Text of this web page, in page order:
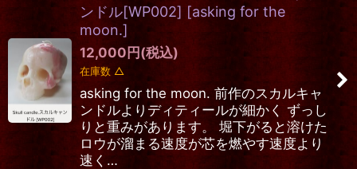
ンドル[WP002] [asking for the
moon.]
12,000円(税込)
在庫数 △
asking for the moon. 前作のスカルキャ
ンドルよりディティールが細かく ずっし
りと重みがあります。 堀下がると溶けた
ロウが溜まる速度が芯を燃やす速度より
速く…